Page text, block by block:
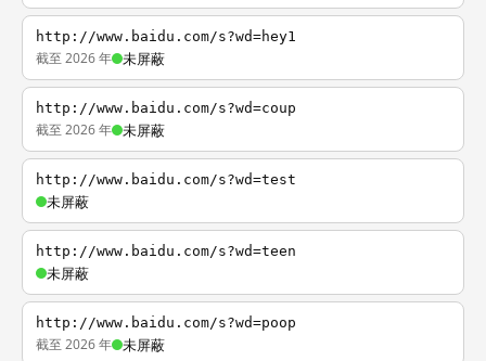
http://www.baidu.com/s?wd=hey1
截至 2026 年 未屏蔽
http://www.baidu.com/s?wd=coup
截至 2026 年 未屏蔽
http://www.baidu.com/s?wd=test
未屏蔽
http://www.baidu.com/s?wd=teen
未屏蔽
http://www.baidu.com/s?wd=poop
截至 2026 年 未屏蔽